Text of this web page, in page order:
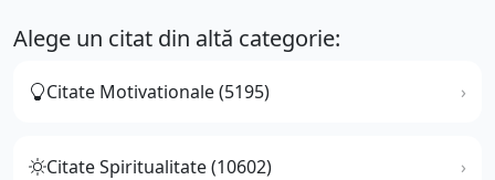
Alege un citat din altă categorie:
Citate Motivationale (5195)
Citate Spiritualitate (10602)